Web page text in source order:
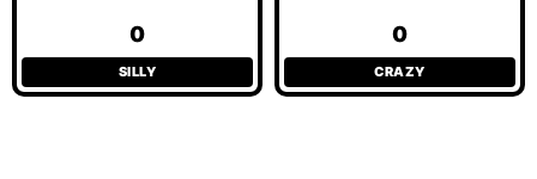
0
SILLY
0
CRAZY